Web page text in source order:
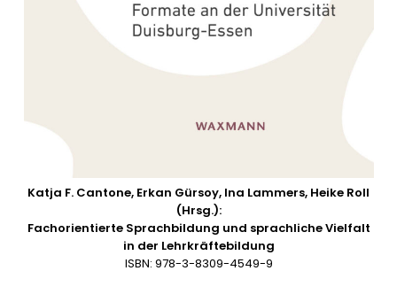
Katja F. Cantone, Erkan Gürsoy, Ina Lammers, Heike Roll
(Hrsg.):
Fachorientierte Sprachbildung und sprachliche Vielfalt
in der Lehrkräftebildung
ISBN: 978-3-8309-4549-9